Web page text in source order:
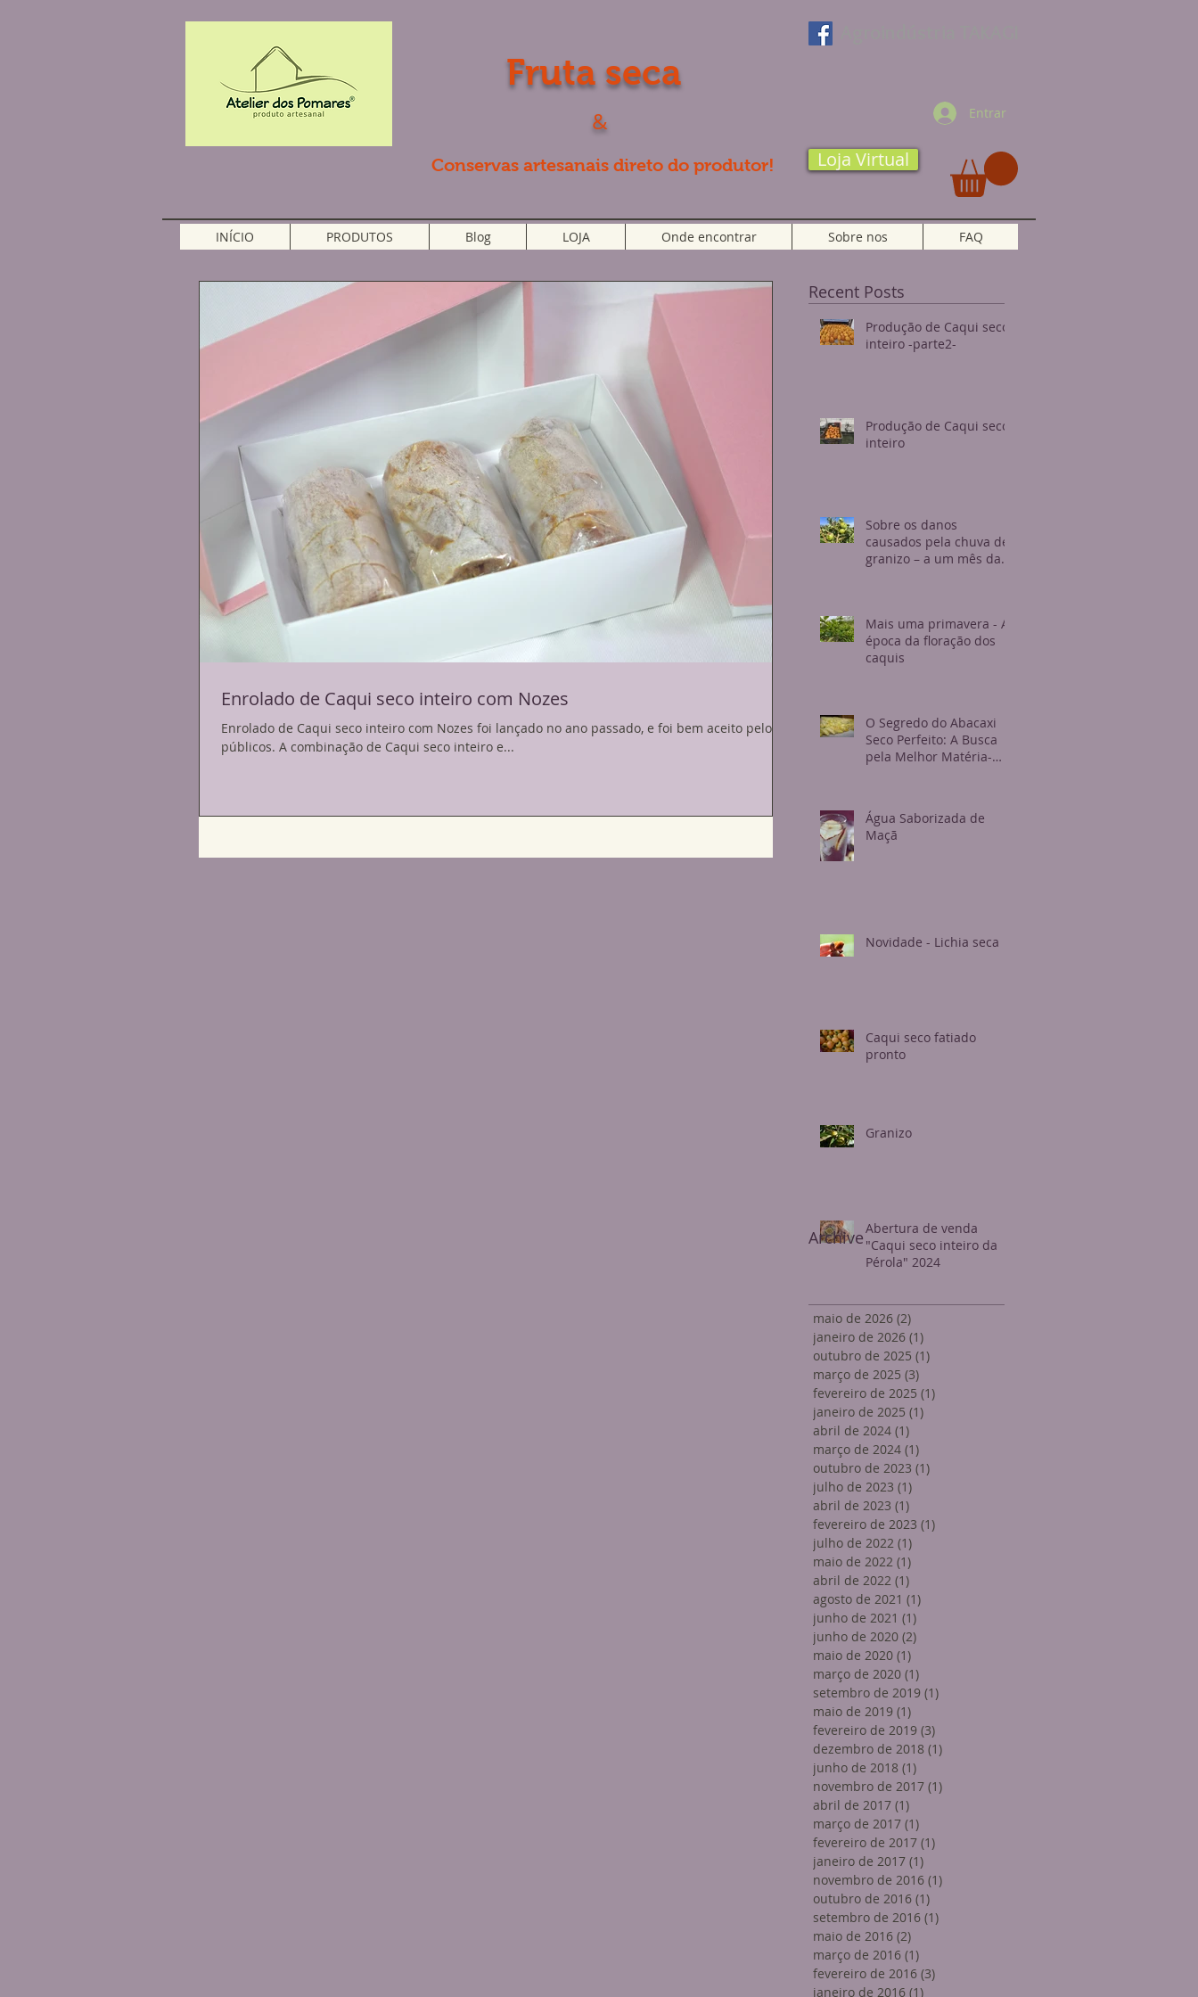
Fruta seca
&
Conservas artesanais direto do produtor!
Entrar
Loja Virtual
INÍCIO PRODUTOS Blog LOJA Onde encontrar Sobre nos FAQ
Enrolado de Caqui seco inteiro com Nozes
Enrolado de Caqui seco inteiro com Nozes foi lançado no ano passado, e foi bem aceito pelo
públicos. A combinação de Caqui seco inteiro e...
Recent Posts
Produção de Caqui seco
inteiro -parte2-
Produção de Caqui seco
inteiro
Sobre os danos
causados pela chuva de
granizo – a um mês da
Mais uma primavera - A
época da floração dos
caquis
O Segredo do Abacaxi
Seco Perfeito: A Busca
pela Melhor Matéria-
Água Saborizada de
Maçã
Novidade - Lichia seca
Caqui seco fatiado
pronto
Granizo
Abertura de venda
"Caqui seco inteiro da
Pérola" 2024
Archive
maio de 2026 (2)
janeiro de 2026 (1)
outubro de 2025 (1)
março de 2025 (3)
fevereiro de 2025 (1)
janeiro de 2025 (1)
abril de 2024 (1)
março de 2024 (1)
outubro de 2023 (1)
julho de 2023 (1)
abril de 2023 (1)
fevereiro de 2023 (1)
julho de 2022 (1)
maio de 2022 (1)
abril de 2022 (1)
agosto de 2021 (1)
junho de 2021 (1)
junho de 2020 (2)
maio de 2020 (1)
março de 2020 (1)
setembro de 2019 (1)
maio de 2019 (1)
fevereiro de 2019 (3)
dezembro de 2018 (1)
junho de 2018 (1)
novembro de 2017 (1)
abril de 2017 (1)
março de 2017 (1)
fevereiro de 2017 (1)
janeiro de 2017 (1)
novembro de 2016 (1)
outubro de 2016 (1)
setembro de 2016 (1)
maio de 2016 (2)
março de 2016 (1)
fevereiro de 2016 (3)
janeiro de 2016 (1)